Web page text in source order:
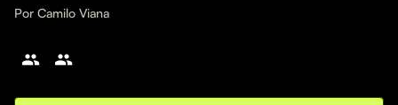
Por Camilo Viana